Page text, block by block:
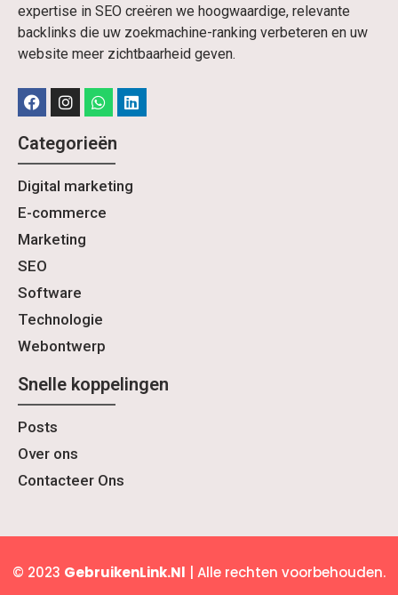
expertise in SEO creëren we hoogwaardige, relevante
backlinks die uw zoekmachine-ranking verbeteren en uw
website meer zichtbaarheid geven.
Categorieën
Digital marketing
E-commerce
Marketing
SEO
Software
Technologie
Webontwerp
Snelle koppelingen
Posts
Over ons
Contacteer Ons
© 2023 GebruikenLink.Nl | Alle rechten voorbehouden.